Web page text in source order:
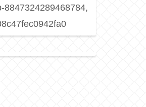
8847324289468784,